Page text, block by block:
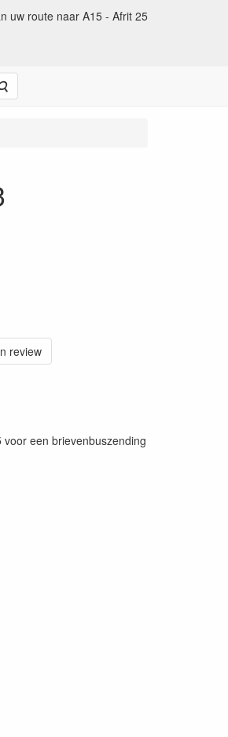
uw route naar A15 - Afrit 25
Zoeken
review
een brievenbuszending